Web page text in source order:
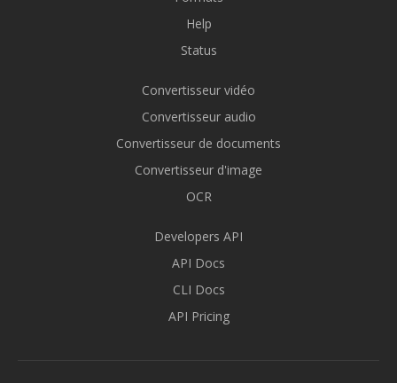
Help
Status
Convertisseur vidéo
Convertisseur audio
Convertisseur de documents
Convertisseur d'image
OCR
Developers API
API Docs
CLI Docs
API Pricing